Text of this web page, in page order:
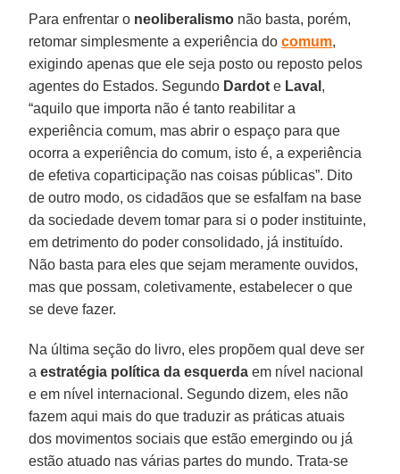
Para enfrentar o neoliberalismo não basta, porém,
retomar simplesmente a experiência docomum,
exigindo apenas que ele seja posto ou reposto pelos
agentes do Estados. Segundo Dardot e Laval ,
“aquilo que importa não é tanto reabilitar a
experiência comum, mas abrir o espaço para que
ocorra a experiência do comum, isto é, a experiência
de efetiva coparticipação nas coisas públicas”. Dito
de outro modo, os cidadãos que se esfalfam na base
da sociedade devem tomar para si o poder instituinte,
em detrimento do poder consolidado, já instituído.
Não basta para eles que sejam meramente ouvidos,
mas que possam, coletivamente, estabelecer o que
se deve fazer.
Na última seção do livro, eles propõem qual deve ser
aestratégia política da esquerda em nível nacional
e em nível internacional. Segundo dizem, eles não
fazem aqui mais do que traduzir as práticas atuais
dos movimentos sociais que estão emergindo ou já
estão atuado nas várias partes do mundo. Trata-se